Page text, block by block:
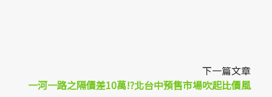
下一篇文章
一河一路之隔價差10萬!?北台中預售市場吹起比價風